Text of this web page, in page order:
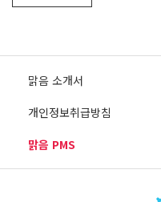
맑음 소개서
개인정보취급방침
맑음 PMS